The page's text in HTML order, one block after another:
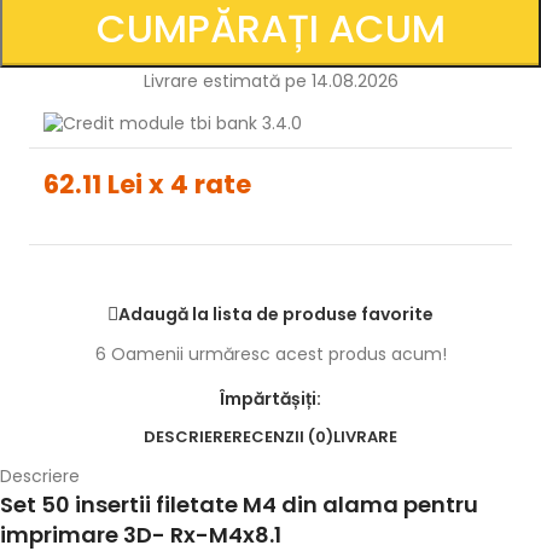
CUMPĂRAȚI ACUM
Livrare estimată pe 14.08.2026
62.11 Lei x 4 rate
Adaugă la lista de produse favorite
6 Oamenii urmăresc acest produs acum!
Împărtășiți:
DESCRIERERECENZII (0)LIVRARE
Descriere
Set 50 insertii filetate M4 din alama pentru
imprimare 3D- Rx-M4x8.1